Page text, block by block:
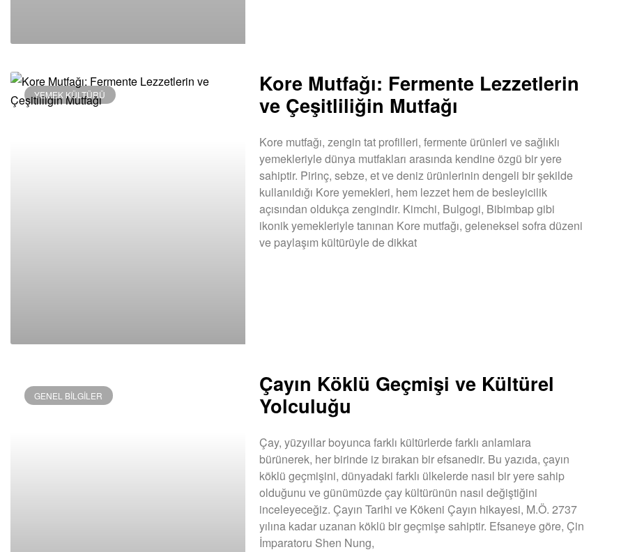
YEMEK KÜLTÜRÜ
Kore Mutfağı: Fermente Lezzetlerin
ve Çeşitliliğin Mutfağı
Kore mutfağı, zengin tat profilleri, fermente ürünleri ve sağlıklı
yemekleriyle dünya mutfakları arasında kendine özgü bir yere
sahiptir. Pirinç, sebze, et ve deniz ürünlerinin dengeli bir şekilde
kullanıldığı Kore yemekleri, hem lezzet hem de besleyicilik
açısından oldukça zengindir. Kimchi, Bulgogi, Bibimbap gibi
ikonik yemekleriyle tanınan Kore mutfağı, geleneksel sofra düzeni
ve paylaşım kültürüyle de dikkat
GENEL BILGILER
Çayın Köklü Geçmişi ve Kültürel
Yolculuğu
Çay, yüzyıllar boyunca farklı kültürlerde farklı anlamlara
bürünerek, her birinde iz bırakan bir efsanedir. Bu yazıda, çayın
köklü geçmişini, dünyadaki farklı ülkelerde nasıl bir yere sahip
olduğunu ve günümüzde çay kültürünün nasıl değiştiğini
inceleyeceğiz. Çayın Tarihi ve Kökeni Çayın hikayesi, M.Ö. 2737
yılına kadar uzanan köklü bir geçmişe sahiptir. Efsaneye göre, Çin
İmparatoru Shen Nung,